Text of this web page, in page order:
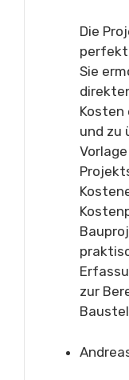
Die
Sie
Kosten
und zu
zur